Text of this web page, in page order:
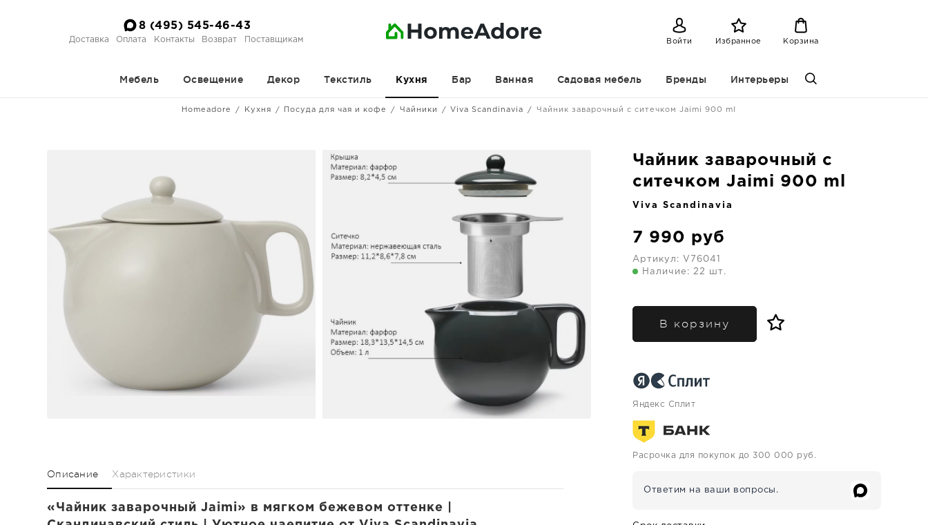
8 (495) 545-46-43
Доставка Оплата Контакты Возврат Поставщикам Войти Избранное Корзина
Мебель Освещение Декор Текстиль Кухня Бар Ванная Садовая мебель Бренды Интерьеры
Homeadore Кухня Посуда для чая и кофе Чайники Viva Scandinavia Чайник заварочный с ситечком Jaimi 900 ml
Чайник заварочный с
ситечком Jaimi 900 ml
Viva Scandinavia
7 990 руб
Артикул: V76041
Наличие: 22 шт.
В корзину
Яндекс Сплит
Расрочка для покупок до 300 000 руб.
Ответим на ваши вопросы.
Описание Характеристики
«Чайник заварочный Jaimi» в мягком бежевом оттенке |